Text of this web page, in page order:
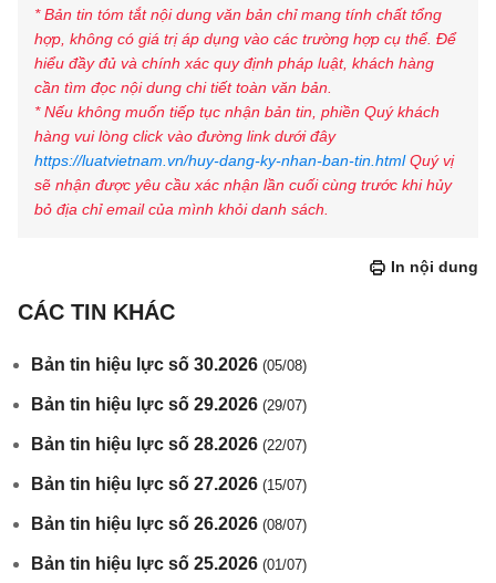
* Bản tin tóm tắt nội dung văn bản chỉ mang tính chất tổng
hợp, không có giá trị áp dụng vào các trường hợp cụ thể. Để
hiểu đầy đủ và chính xác quy định pháp luật, khách hàng
cần tìm đọc nội dung chi tiết toàn văn bản.
* Nếu không muốn tiếp tục nhận bản tin, phiền Quý khách
hàng vui lòng click vào đường link dưới đây
https://luatvietnam.vn/huy-dang-ky-nhan-ban-tin.htmlQuý vị
sẽ nhận được yêu cầu xác nhận lần cuối cùng trước khi hủy
bỏ địa chỉ email của mình khỏi danh sách.
In nội dung
CÁC TIN KHÁC
Bản tin hiệu lực số 30.2026 (05/08)
Bản tin hiệu lực số 29.2026 (29/07)
Bản tin hiệu lực số 28.2026 (22/07)
Bản tin hiệu lực số 27.2026 (15/07)
Bản tin hiệu lực số 26.2026 (08/07)
Bản tin hiệu lực số 25.2026 (01/07)